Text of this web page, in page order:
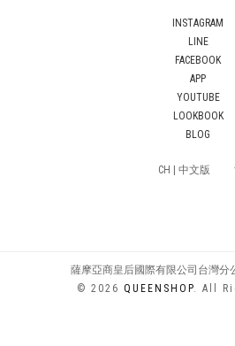
INSTAGRAM
LINE
FACEBOOK
APP
YOUTUBE
LOOKBOOK
BLOG
薩摩亞商皇后國際有限公司台灣分
© 2026 QUEENSHOP. All